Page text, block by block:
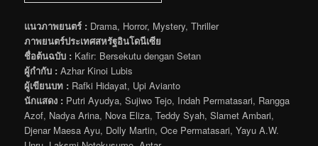
แนวภาพยนตร์ : Drama, Horror, Mystery, Thriller
ภาพยนตร์ประเทศสหรัฐอินโดนีเซีย
ชื่อต้นฉบับ : Kafir: Bersekutu dengan Setan
ผู้กำกับ : Azhar Kinoi Lubis
ผู้เขียนบท : Rafki Hidayat, Upi Avianto
นักแสดง : Putri Ayudya, Sujiwo Tejo, Indah Permatasari, Rangga
Azof, Nadya Arina, Nova Eliza, Teddy Syah, Slamet Ambari,
Djenar Maesa Ayu, Dolly Martin, Oce Permatasari, Yayu A.W.